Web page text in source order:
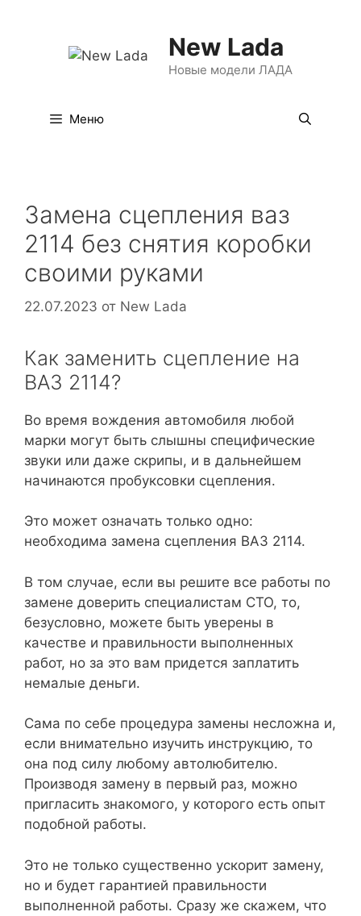
содержимому
New Lada
Новые модели ЛАДА
Меню
Замена сцепления ваз
2114 без снятия коробки
своими руками
22.07.2023 от New Lada
Как заменить сцепление на
ВАЗ 2114?
Во время вождения автомобиля любой
марки могут быть слышны специфические
звуки или даже скрипы, и в дальнейшем
начинаются пробуксовки сцепления.
Это может означать только одно:
необходима замена сцепления ВАЗ 2114.
В том случае, если вы решите все работы по
замене доверить специалистам СТО, то,
безусловно, можете быть уверены в
качестве и правильности выполненных
работ, но за это вам придется заплатить
немалые деньги.
Сама по себе процедура замены несложна и,
если внимательно изучить инструкцию, то
она под силу любому автолюбителю.
Производя замену в первый раз, можно
пригласить знакомого, у которого есть опыт
подобной работы.
Это не только существенно ускорит замену,
но и будет гарантией правильности
выполненной работы. Сразу же скажем, что